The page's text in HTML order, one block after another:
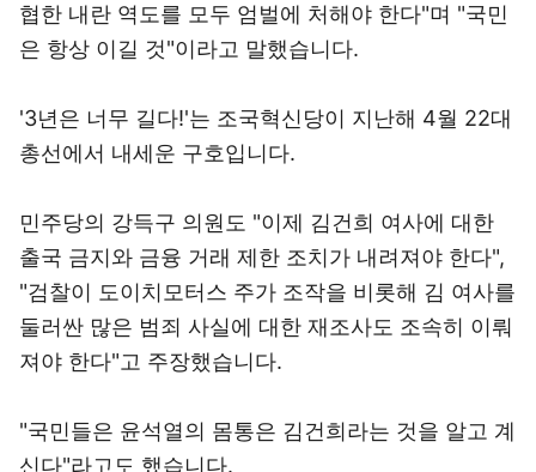
협한 내란 역도를 모두 엄벌에 처해야 한다"며 "국민
은 항상 이길 것"이라고 말했습니다.
'3년은 너무 길다!'는 조국혁신당이 지난해 4월 22대
총선에서 내세운 구호입니다.
민주당의 강득구 의원도 "이제 김건희 여사에 대한
출국 금지와 금융 거래 제한 조치가 내려져야 한다",
"검찰이 도이치모터스 주가 조작을 비롯해 김 여사를
둘러싼 많은 범죄 사실에 대한 재조사도 조속히 이뤄
져야 한다"고 주장했습니다.
"국민들은 윤석열의 몸통은 김건희라는 것을 알고 계
신다"라고도 했습니다.